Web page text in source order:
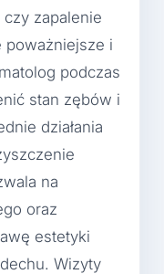
zapalenie
poważniejsze i
podczas
stan zębów i
działania
na
oraz
estetyki
Wizyty